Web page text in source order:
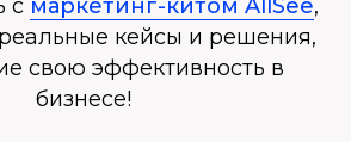
с маркетинг-китом AllSee,
кейсы и решения,
свою эффективность в
бизнесе!